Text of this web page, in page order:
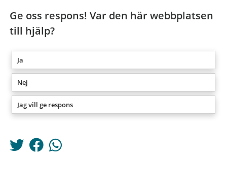
Ge oss respons! Var den här webbplatsen
till hjälp?
Ja
Nej
Jag vill ge respons